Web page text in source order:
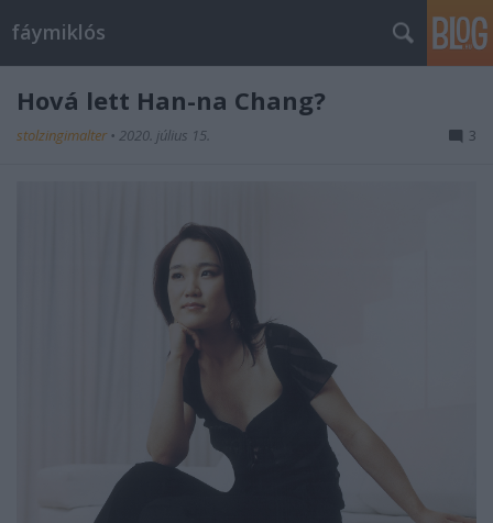
fáymiklós
Hová lett Han-na Chang?
stolzingimalter • 2020. július 15. 3